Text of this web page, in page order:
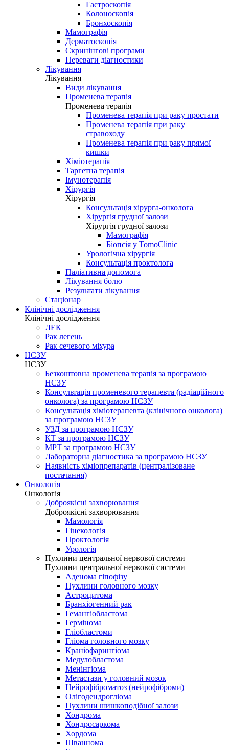
Гастроскопія
Колоноскопія
Бронхоскопія
Мамографія
Дерматоскопія
Скринінгові програми
Переваги діагностики
Лікування
Лікування
Види лікування
Променева терапія
Променева терапія
Променева терапія при раку простати
Променева терапія при раку
стравоходу
Променева терапія при раку прямої
кишки
Хіміотерапія
Таргетна терапія
Імунотерапія
Хірургія
Хірургія
Консультація хірурга-онколога
Хірургія грудної залози
Хірургія грудної залози
Мамографія
Біопсія у TomoClinic
Урологічна хірургія
Консультація проктолога
Паліативна допомога
Лікування болю
Результати лікування
Стаціонар
Клінічні дослідження
Клінічні дослідження
ЛЕК
Рак легень
Рак сечевого міхура
НСЗУ
НСЗУ
Безкоштовна променева терапія за програмою
НСЗУ
Консультація променевого терапевта (радіаційного
онколога) за програмою НСЗУ
Консультація хіміотерапевта (клінічного онколога)
за програмою НСЗУ
УЗД за програмою НСЗУ
КТ за програмою НСЗУ
МРТ за програмою НСЗУ
Лабораторна діагностика за програмою НСЗУ
Наявність хіміопрепаратів (централізоване
постачання)
Онкологія
Онкологія
Доброякісні захворювання
Доброякісні захворювання
Мамологія
Гінекологія
Проктологія
Урологія
Пухлини центральної нервової системи
Пухлини центральної нервової системи
Аденома гіпофізу
Пухлини головного мозку
Астроцитома
Бранхіогенний рак
Гемангіобластома
Гермінома
Гліобластоми
Гліома головного мозку
Краніофарингіома
Медулобластома
Менінгіома
Метастази у головний мозок
Нейрофіброматоз (нейрофіброми)
Олігодендрогліома
Пухлини шишкоподібної залози
Хондрома
Хондросаркома
Хордома
Шваннома